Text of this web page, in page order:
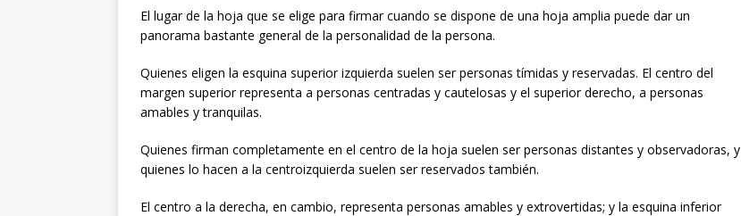
El lugar de la hoja que se elige para firmar cuando se dispone de una hoja amplia puede dar un
panorama bastante general de la personalidad de la persona.
Quienes eligen la esquina superior izquierda suelen ser personas tímidas y reservadas. El centro del
margen superior representa a personas centradas y cautelosas y el superior derecho, a personas
amables y tranquilas.
Quienes firman completamente en el centro de la hoja suelen ser personas distantes y observadoras, y
quienes lo hacen a la centroizquierda suelen ser reservados también.
El centro a la derecha, en cambio, representa personas amables y extrovertidas; y la esquina inferior